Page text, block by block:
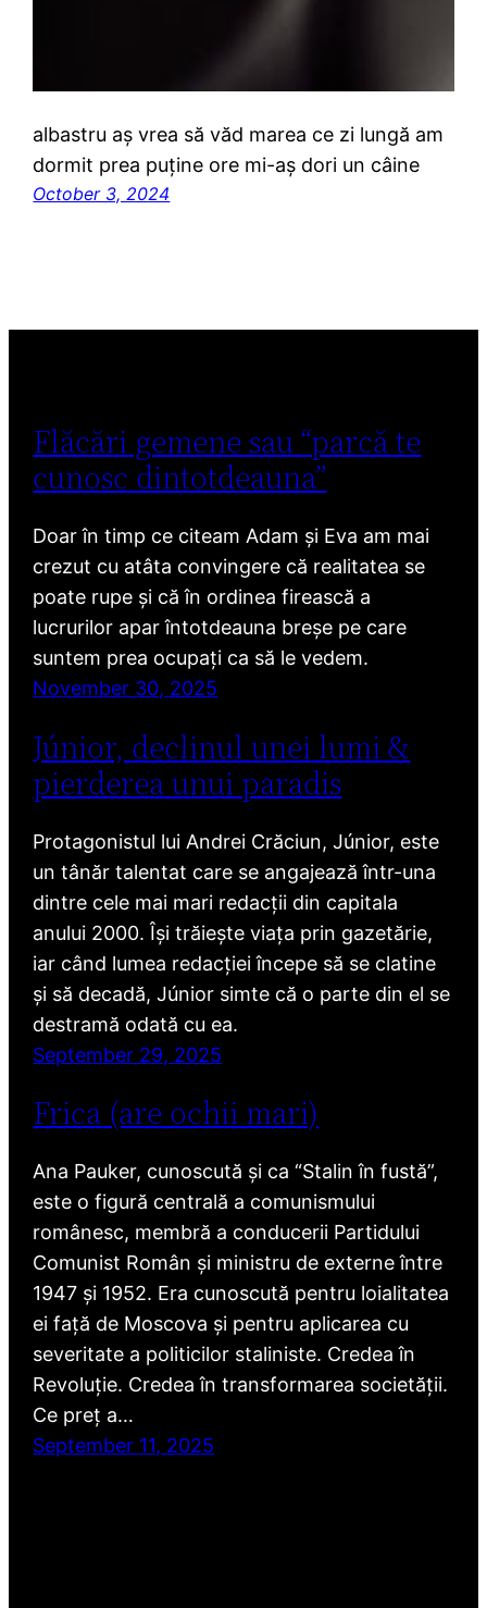
albastru aș vrea să văd marea ce zi lungă am
dormit prea puține ore mi-aș dori un câine
October 3, 2024
Flăcări gemene sau “parcă te
cunosc dintotdeauna”
Doar în timp ce citeam Adam și Eva am mai
crezut cu atâta convingere că realitatea se
poate rupe și că în ordinea firească a
lucrurilor apar întotdeauna breșe pe care
suntem prea ocupați ca să le vedem.
November 30, 2025
Júnior, declinul unei lumi &
pierderea unui paradis
Protagonistul lui Andrei Crăciun, Júnior, este
un tânăr talentat care se angajează într-una
dintre cele mai mari redacții din capitala
anului 2000. Își trăiește viața prin gazetărie,
iar când lumea redacției începe să se clatine
și să decadă, Júnior simte că o parte din el se
destramă odată cu ea.
September 29, 2025
Frica (are ochii mari)
Ana Pauker, cunoscută și ca “Stalin în fustă”,
este o figură centrală a comunismului
românesc, membră a conducerii Partidului
Comunist Român și ministru de externe între
1947 și 1952. Era cunoscută pentru loialitatea
ei față de Moscova și pentru aplicarea cu
severitate a politicilor staliniste. Credea în
Revoluție. Credea în transformarea societății.
Ce preț a…
September 11, 2025